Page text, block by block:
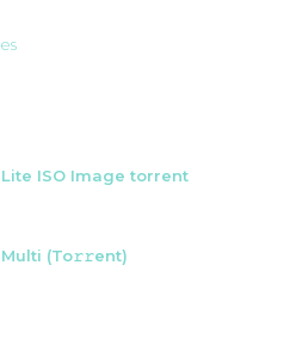
ISO Image torrent
(To𝚛𝚛еnt)